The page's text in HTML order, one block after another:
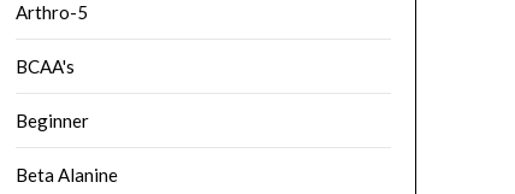
Arthro-5
BCAA's
Beginner
Beta Alanine